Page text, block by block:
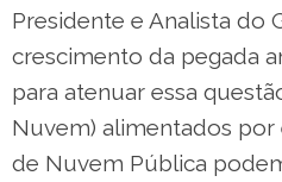
Presidente e Analista do
crescimento da pegada
para atenuar essa
Nuvem) alimentados por
de Nuvem Pública